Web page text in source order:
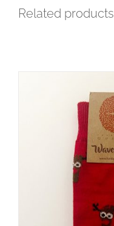
Related products